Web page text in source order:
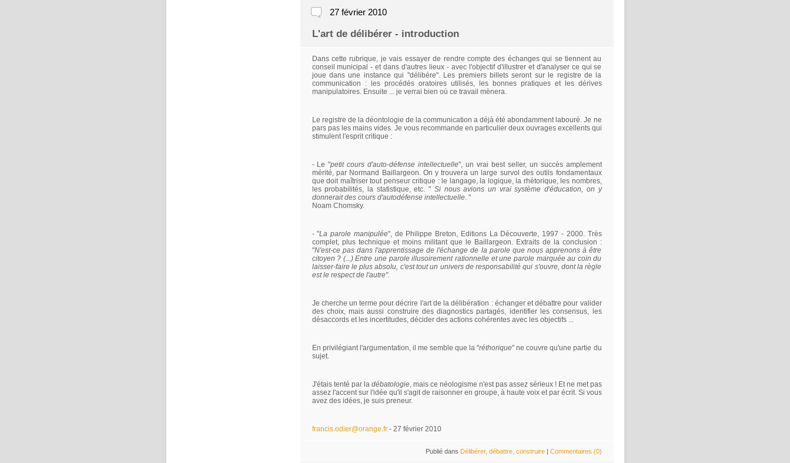
27 février 2010
L'art de délibérer - introduction
Dans cette rubrique, je vais essayer de rendre compte des échanges qui se tiennent au
conseil municipal - et dans d'autres lieux - avec l'objectif d'illustrer et d'analyser ce qui se
joue dans une instance qui "délibère". Les premiers billets seront sur le registre de la
communication : les procédés oratoires utilisés, les bonnes pratiques et les dérives
manipulatoires. Ensuite ... je verrai bien où ce travail mènera.
Le registre de la déontologie de la communication a déjà été abondamment labouré. Je ne
pars pas les mains vides. Je vous recommande en particulier deux ouvrages excellents qui
stimulent l'esprit critique :
- Le "petit cours d'auto-défense intellectuelle", un vrai best seller, un succès amplement
mérité, par Normand Baillargeon. On y trouvera un large survol des outils fondamentaux
que doit maîtriser tout penseur critique : le langage, la logique, la rhétorique, les nombres,
les probabilités, la statistique, etc. " Si nous avions un vrai système d'éducation, on y
donnerait des cours d'autodéfense intellectuelle. "
Noam Chomsky.
- "La parole manipulée", de Philippe Breton, Editions La Découverte, 1997 - 2000. Très
complet, plus technique et moins militant que le Baillargeon. Extraits de la conclusion :
"N'est-ce pas dans l'apprentissage de l'échange de la parole que nous apprenons à être
citoyen ? (...) Entre une parole illusoirement rationnelle et une parole marquée au coin du
laisser-faire le plus absolu, c'est tout un univers de responsabilité qui s'ouvre, dont la règle
est le respect de l'autre".
Je cherche un terme pour décrire l'art de la délibération : échanger et débattre pour valider
des choix, mais aussi construire des diagnostics partagés, identifier les consensus, les
désaccords et les incertitudes, décider des actions cohérentes avec les objectifs ...
En privilégiant l'argumentation, il me semble que la "réthorique" ne couvre qu'une partie du
sujet.
J'étais tenté par la débatologie, mais ce néologisme n'est pas assez sérieux ! Et ne met pas
assez l'accent sur l'idée qu'il s'agit de raisonner en groupe, à haute voix et par écrit. Si vous
avez des idées, je suis preneur.
francis.odier@orange.fr- 27 février 2010
Publié dans Délibérer, débattre, construire| Commentaires (0)